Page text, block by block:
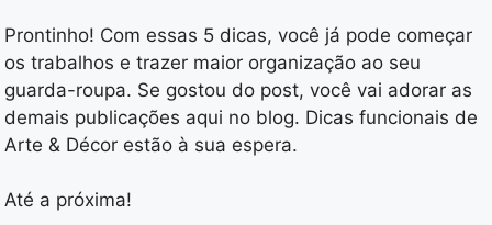
Prontinho! Com essas 5 dicas, você já pode começar
os trabalhos e trazer maior organização ao seu
guarda-roupa. Se gostou do post, você vai adorar as
demais publicações aqui no blog. Dicas funcionais de
Arte & Décor estão à sua espera.
Até a próxima!